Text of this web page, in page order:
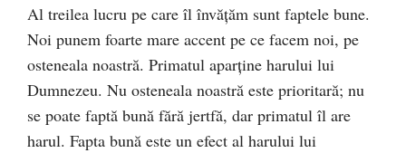
Al treilea lucru pe care îl învățăm sunt faptele bune.
Noi punem foarte mare accent pe ce facem noi, pe
osteneala noastră. Primatul aparține harului lui
Dumnezeu. Nu osteneala noastră este prioritară; nu
se poate faptă bună fără jertfă, dar primatul îl are
harul. Fapta bună este un efect al harului lui